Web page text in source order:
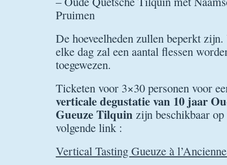
Pruimen
De hoeveelheden zullen beperkt
elke dag zal een aantal flessen
toegewezen.
Ticketen voor 3×30 personen voor
verticale degustatie van 10 jaar
Gueuze Tilquin zijn beschikbaar op
volgende link :
Vertical Tasting Gueuze à